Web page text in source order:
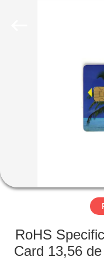
ONGEVEER
RoHS
Card 13,56